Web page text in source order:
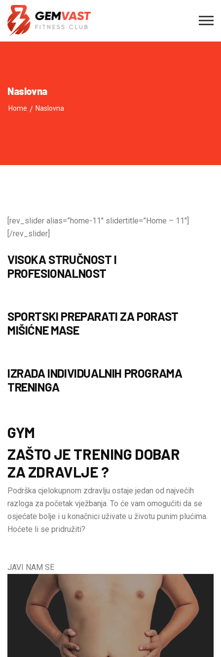
Naslovna
Home / Naslovna
[rev_slider alias=”home-11″ slidertitle=”Home – 11″]
[/rev_slider]
VISOKA STRUČNOST I
PROFESIONALNOST
SPORTSKI PREPARATI ZA PORAST
MIŠIĆNE MASE
IZRADA INDIVIDUALNIH PROGRAMA
TRENINGA
GYM
ZAŠTO JE TRENING DOBAR
ZA ZDRAVLJE ?
Podrška cjelokupnom zdravlju ostaje jedan od najvećih
razloga za početak vježbanja. To će vam omogućiti da se
osjećate bolje i u konačnici uživate u životu punim plućima.
Hoćete li se pridružiti?
JAVI NAM SE